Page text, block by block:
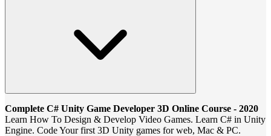
Complete C# Unity Game Developer 3D Online Course - 2020
Learn How To Design & Develop Video Games. Learn C# in Unity
Engine. Code Your first 3D Unity games for web, Mac & PC.